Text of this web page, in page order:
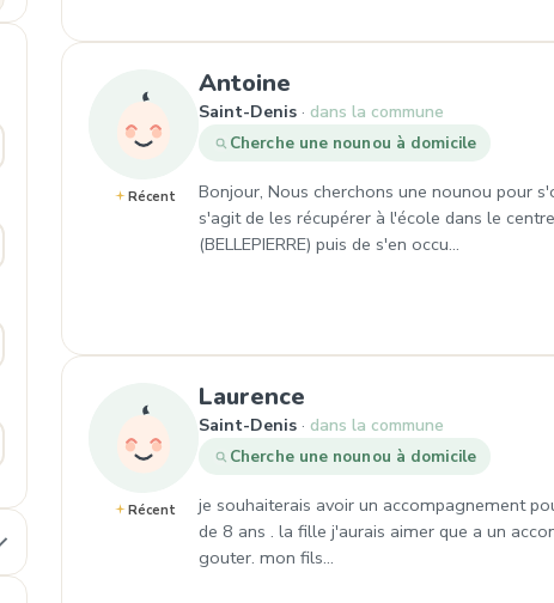
Récent
Antoine
Saint-Denis dans la commune
Cherche une nounou à domicile
Bonjour, Nous cherchons une nounou pour
s'agit de les récupérer à l'école dans le
(BELLEPIERRE) puis de s'en occu…
Récent
Laurence
Saint-Denis dans la commune
Cherche une nounou à domicile
je souhaiterais avoir un accompagnement
de 8 ans . la fille j'aurais aimer que a un
gouter. mon fils…